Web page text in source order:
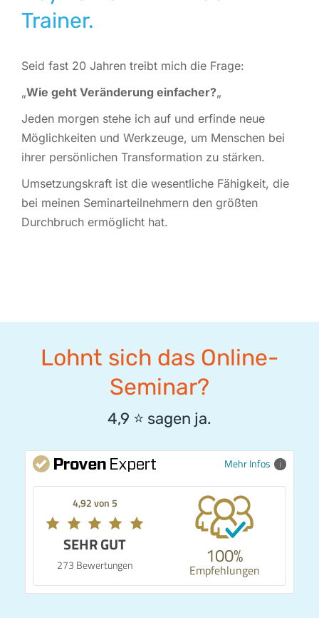
Trainer.
Seid fast 20 Jahren treibt mich die Frage:
„Wie geht Veränderung einfacher?„
Jeden morgen stehe ich auf und erfinde neue
Möglichkeiten und Werkzeuge, um Menschen bei
ihrer persönlichen Transformation zu stärken.
Umsetzungskraft ist die wesentliche Fähigkeit, die
bei meinen Seminarteilnehmern den größten
Durchbruch ermöglicht hat.
Lohnt sich das Online-
Seminar?
4,9 ⭐️ sagen ja.
Mehr Infos
4,92 von 5
SEHR GUT
273 Bewertungen 100%
Empfehlungen